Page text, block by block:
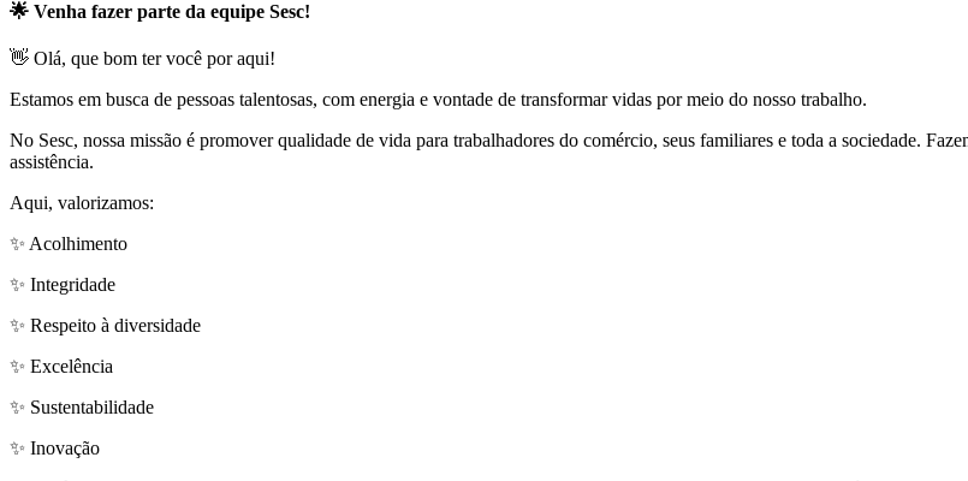
🌟 Venha fazer parte da equipe Sesc!
👋 Olá, que bom ter você por aqui!
Estamos em busca de pessoas talentosas, com energia e vontade de transformar vidas por meio do nosso trabalho.
No Sesc, nossa missão é promover qualidade de vida para trabalhadores do comércio, seus familiares e toda a sociedade.
assistência.
Aqui, valorizamos:
✨ Acolhimento
✨ Integridade
✨ Respeito à diversidade
✨ Excelência
✨ Sustentabilidade
✨ Inovação